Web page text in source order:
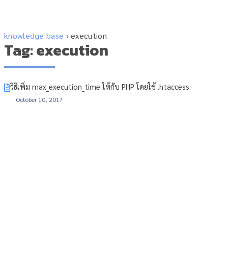
knowledge base ›execution
Tag: execution
วิธีเพิ่ม max_execution_time ให้กับ PHP โดยใช้ .htaccess
October 10, 2017